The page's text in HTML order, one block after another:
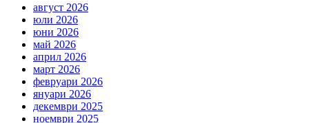
август 2026
юли 2026
юни 2026
май 2026
април 2026
март 2026
февруари 2026
януари 2026
декември 2025
ноември 2025